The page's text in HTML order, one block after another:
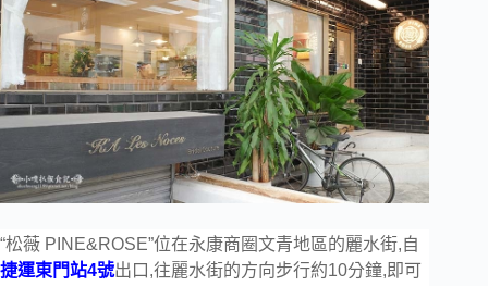
“松薇 PINE&ROSE”位在永康商圈文青地區的麗水街,自
捷運東門站4號出口,往麗水街的方向步行約10分鐘,即可